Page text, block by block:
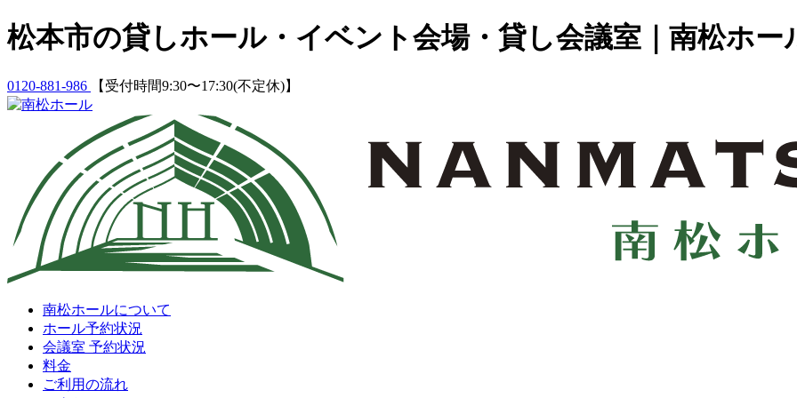
Skip
to
松本市の貸しホール・イベント会場・貸し会議室｜南松ホー
0120-881-986 【受付時間9:30〜17:30(不定休)】
南松ホールについて
ホール予約状況
会議室 予約状況
料金
ご利用の流れ